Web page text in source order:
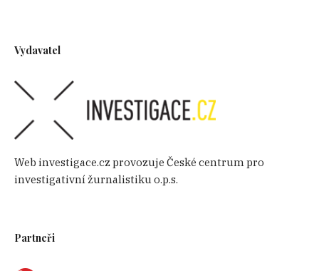
Vydavatel
Web investigace.cz provozuje České centrum pro
investigativní žurnalistiku o.p.s.
Partneři